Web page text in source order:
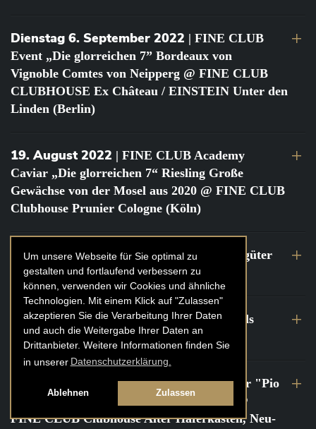
Um unsere Webseite für Sie optimal zu
gestalten und fortlaufend verbessern zu
können, verwenden wir Cookies und ähnliche
Technologien. Mit einem Klick auf "Zulassen"
akzeptieren Sie die Verarbeitung Ihrer Daten
und auch die Weitergabe Ihrer Daten an
Drittanbieter. Weitere Informationen finden Sie
in unserer Datenschutzerklärung.
Ablehnen Zulassen
Dienstag 6. September 2022 | FINE CLUB
Event „Die glorreichen 7” Bordeaux von
Vignoble Comtes von Neipperg @ FINE CLUB
CLUBHOUSE Ex Château / EINSTEIN Unter den
Linden (Berlin)
19. August 2022 | FINE CLUB Academy
Caviar „Die glorreichen 7“ Riesling Große
Gewächse von der Mosel aus 2020 @ FINE CLUB
Clubhouse Prunier Cologne (Köln)
29. Juli 2022| Weinbergwanderung Weingüter
Geheimrat J. Wegeler
26. bis 27. Juli 2022| FINE CLUB Travels
Frankreich Champagne Kurztrip
| FINE CLUB Private Dinner "Pio
Cesare" mit Tochter Frederica Pio Boffa @
FINE CLUB Clubhouse Alter Haferkasten, Neu-